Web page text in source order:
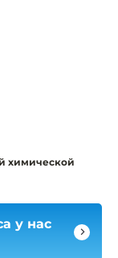
химической
у нас